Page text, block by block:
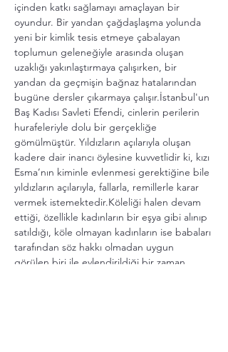
içinden katkı sağlamayı amaçlayan bir
oyundur. Bir yandan çağdaşlaşma yolunda
yeni bir kimlik tesis etmeye çabalayan
toplumun geleneğiyle arasında oluşan
uzaklığı yakınlaştırmaya çalışırken, bir
yandan da geçmişin bağnaz hatalarından
bugüne dersler çıkarmaya çalışır.İstanbul'un
Baş Kadısı Savleti Efendi, cinlerin perilerin
hurafeleriyle dolu bir gerçekliğe
gömülmüştür. Yıldızların açılarıyla oluşan
kadere dair inancı öylesine kuvvetlidir ki, kızı
Esma’nın kiminle evlenmesi gerektiğine bile
yıldızların açılarıyla, fallarla, remillerle karar
vermek istemektedir.Köleliği halen devam
ettiği, özellikle kadınların bir eşya gibi alınıp
satıldığı, köle olmayan kadınların ise babaları
tarafından söz hakkı olmadan uygun
görülen biri ile evlendirildiği bir zaman